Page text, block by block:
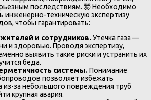
последствиям. 🤯 Необходимо
инженерно-техническую экспертизу
чтобы гарантировать:
жителей и сотрудников.Утечка газа —
и здоровью. Проводя экспертизу,
выявить такие риски и устранить их
беда.
системы.Понимание
позволяет избежать
из-за небольшого повреждения труб
крупная авария.